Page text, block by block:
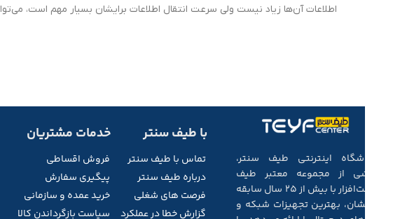
اطلاعات آن‌ها زیاد نیست ولی سرعت انتقال اطلاعات برایشان بسیار مهم است،
فروشگاه اینترنتی طیف سنتر،
بخشی از مجموعه‌ معتبر طیف
سخت‌افزار با بیش از ۲۵ سال سابقه‌
درخشان، بهترین تجهیزات شبکه و
با طیف سنتر
تماس با طیف سنتر
درباره طیف سنتر
فرصت های شغلی
گزارش خطا در عملکرد
خدمات مشتریان
فروش اقساطی
پیگیری سفارش
خرید عمده و سازمانی
سیاست بازگرداندن کالا